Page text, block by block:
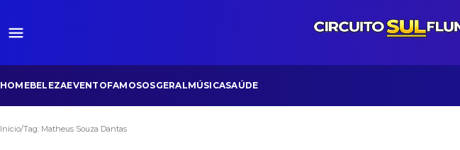
HOMEBELEZAEVENTOFAMOSOSGERALMÚSICASAÚDE
Início/Tag: Matheus Souza Dantas